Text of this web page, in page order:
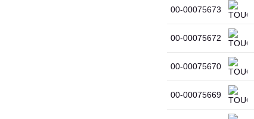
00-00075673
00-00075672
00-00075670
00-00075669